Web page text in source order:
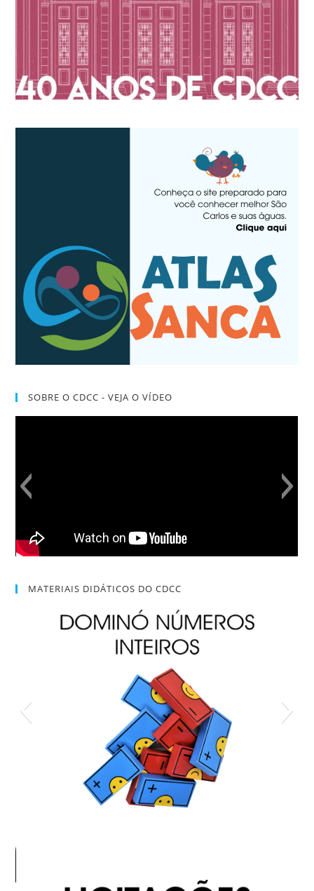
SOBRE O CDCC - VEJA O VÍDEO
MATERIAIS DIDÁTICOS DO CDCC